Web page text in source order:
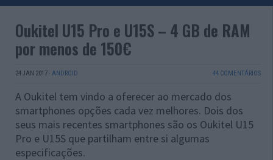
Oukitel U15 Pro e U15S – 4 GB de RAM
por menos de 150€
24 JAN 2017 · ANDROID 44 COMENTÁRIOS
A Oukitel tem vindo a oferecer ao mercado dos
smartphones opções cada vez melhores. Dois dos
seus mais recentes smartphones são os Oukitel U15
Pro e U15S que partilham entre si algumas
especificações.